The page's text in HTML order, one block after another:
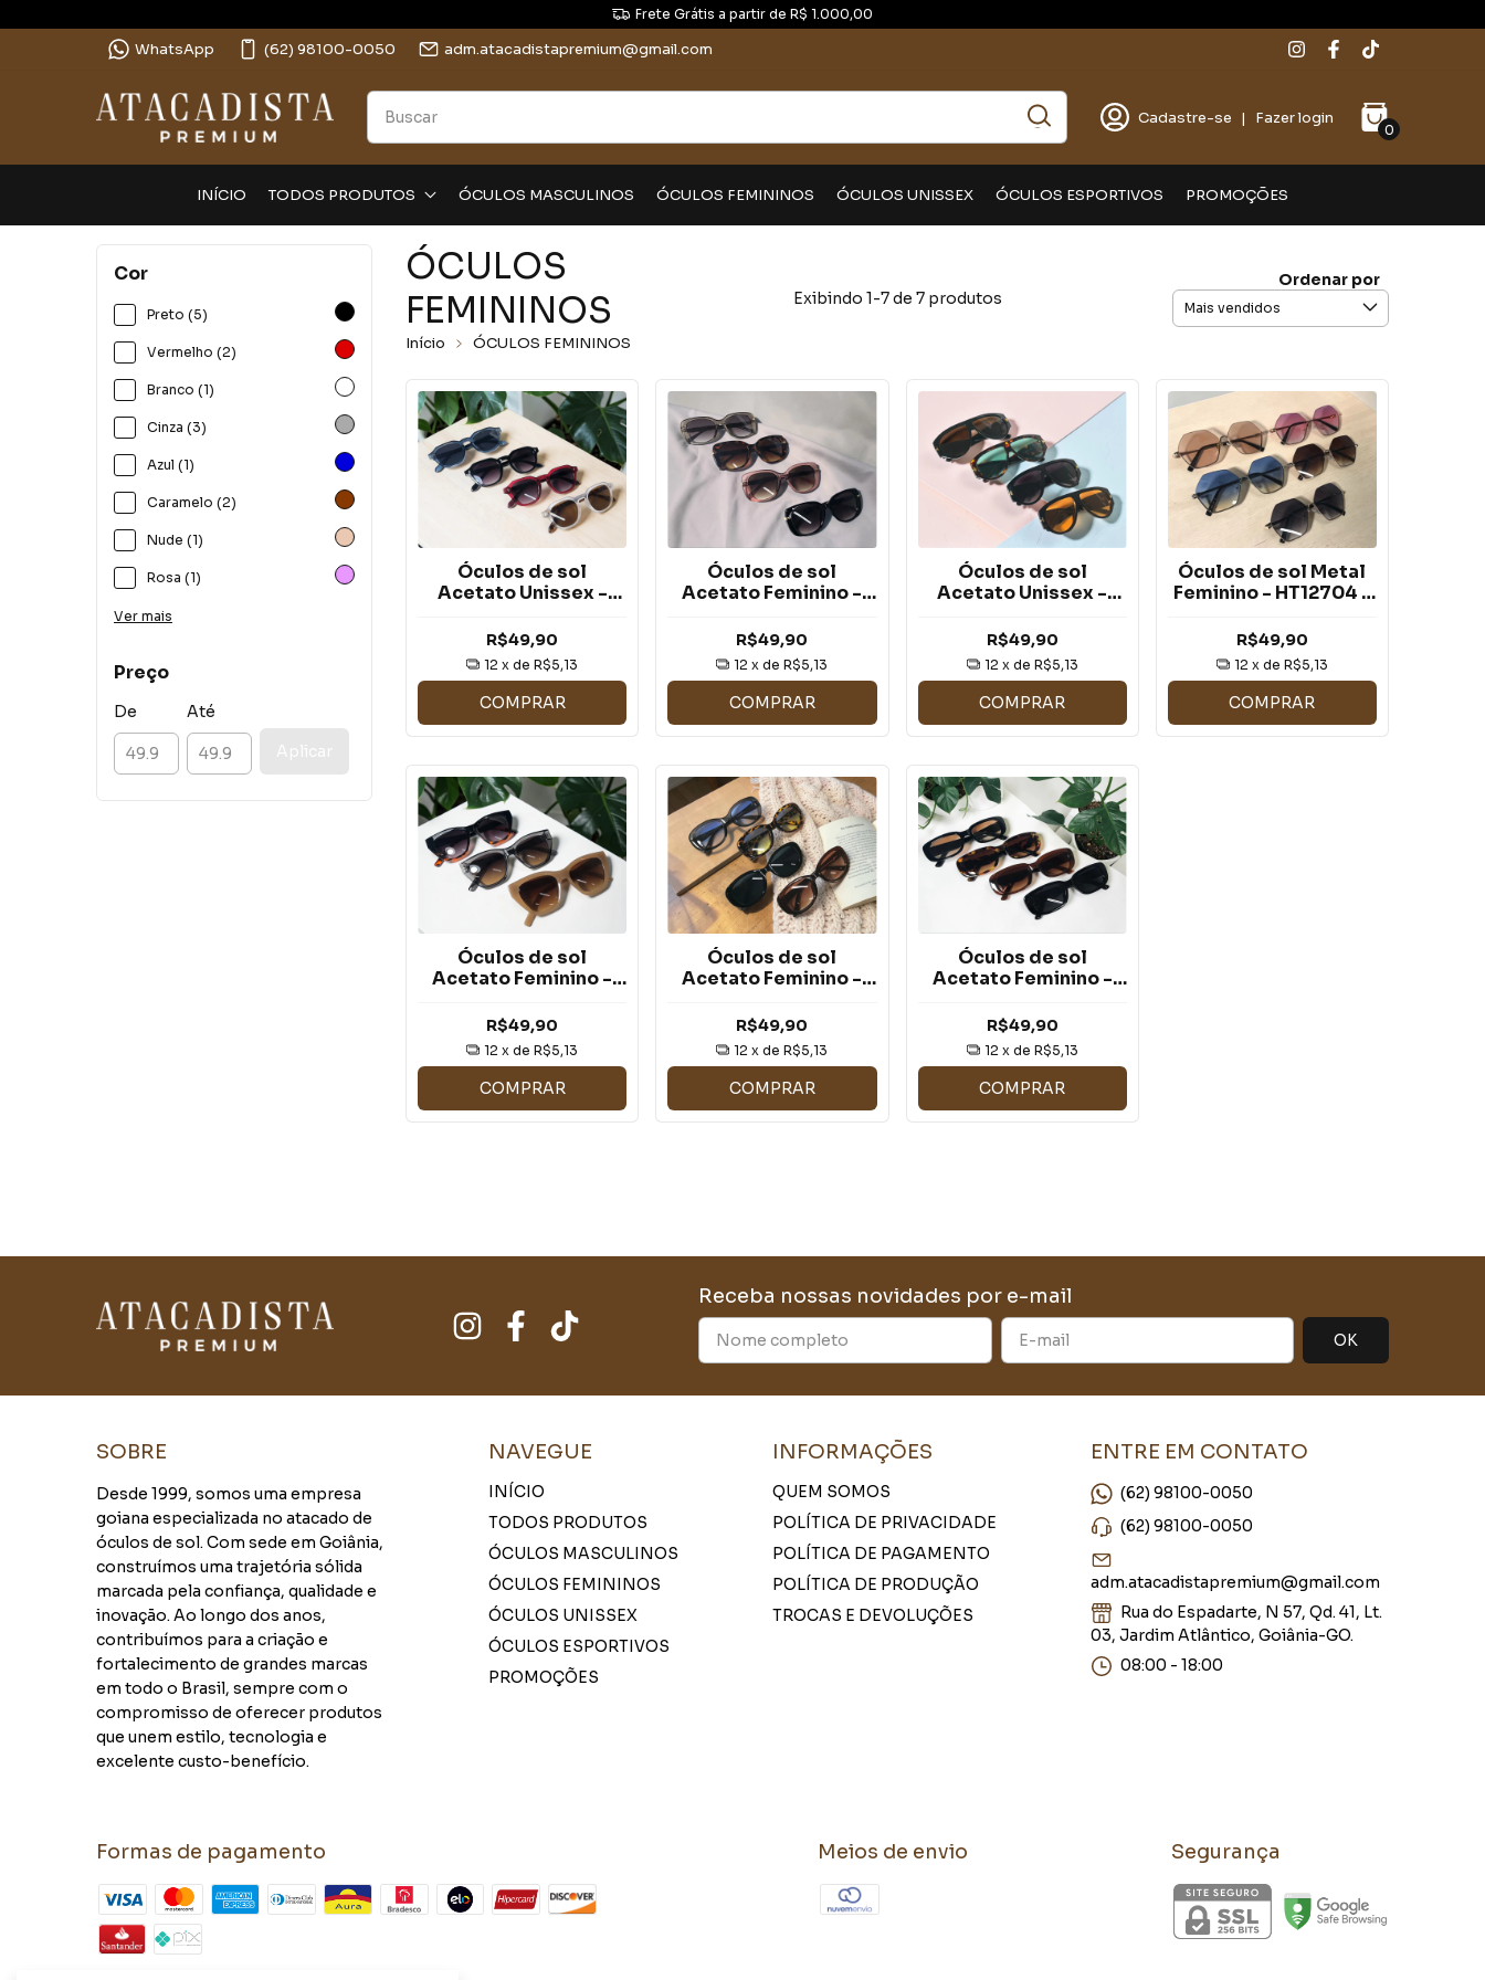
Frete Grátis a partir de R$ 1.000,00
WhatsApp (62) 98100-0050 adm.atacadistapremium@gmail.com
Cadastre-se | Fazer login
0
INÍCIO TODOS PRODUTOS ÓCULOS MASCULINOS ÓCULOS FEMININOS ÓCULOS UNISSEX ÓCULOS ESPORTIVOS PROMOÇÕES
Cor
Preto (5)
Vermelho (2)
Branco (1)
Cinza (3)
Azul (1)
Caramelo (2)
Nude (1)
Rosa (1)
Ver mais
Preço
De
Até
Aplicar
ÓCULOS
FEMININOS
Início ÓCULOS FEMININOS
Exibindo 1-7 de 7 produtos
Ordenar por
Óculos de sol
Acetato Unissex -
R$49,90
12 x deR$5,13
COMPRAR
Óculos de sol
Acetato Feminino -
R$49,90
12 x deR$5,13
COMPRAR
Óculos de sol
Acetato Unissex -
R$49,90
12 x de R$5,13
COMPRAR
Óculos de sol Metal
Feminino - HT12704 -
R$49,90
12 x de R$5,13
COMPRAR
Óculos de sol
Acetato Feminino -
R$49,90
12 x deR$5,13
COMPRAR
Óculos de sol
Acetato Feminino -
R$49,90
12 x deR$5,13
COMPRAR
Óculos de sol
Acetato Feminino -
R$49,90
12 x de R$5,13
COMPRAR
Receba nossas novidades por e-mail
SOBRE
Desde 1999, somos uma empresa
goiana especializada no atacado de
óculos de sol. Com sede em Goiânia,
construímos uma trajetória sólida
marcada pela confiança, qualidade e
inovação. Ao longo dos anos,
contribuímos para a criação e
fortalecimento de grandes marcas
em todo o Brasil, sempre com o
compromisso de oferecer produtos
que unem estilo, tecnologia e
excelente custo-benefício.
NAVEGUE
INÍCIO
TODOS PRODUTOS
ÓCULOS MASCULINOS
ÓCULOS FEMININOS
ÓCULOS UNISSEX
ÓCULOS ESPORTIVOS
PROMOÇÕES
INFORMAÇÕES
QUEM SOMOS
POLÍTICA DE PRIVACIDADE
POLÍTICA DE PAGAMENTO
POLÍTICA DE PRODUÇÃO
TROCAS E DEVOLUÇÕES
ENTRE EM CONTATO
(62) 98100-0050
(62) 98100-0050
adm.atacadistapremium@gmail.com
Rua do Espadarte, N 57, Qd. 41, Lt.
03, Jardim Atlântico, Goiânia-GO.
08:00 - 18:00
Formas de pagamento Meios de envio Segurança